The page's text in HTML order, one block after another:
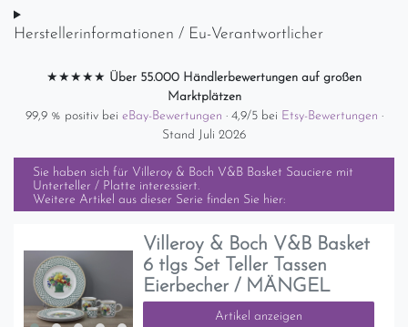
Herstellerinformationen / Eu-Verantwortlicher
★★★★★ Über 55.000 Händlerbewertungen auf großen
Marktplätzen
99,9 % positiv bei eBay-Bewertungen · 4,9/5 bei Etsy-Bewertungen ·
Stand Juli 2026
Sie haben sich für Villeroy & Boch V&B Basket Sauciere mit
Unterteller / Platte interessiert.
Weitere Artikel aus dieser Serie finden Sie hier:
Villeroy & Boch V&B Basket
6 tlgs Set Teller Tassen
Eierbecher / MÄNGEL
Artikel anzeigen